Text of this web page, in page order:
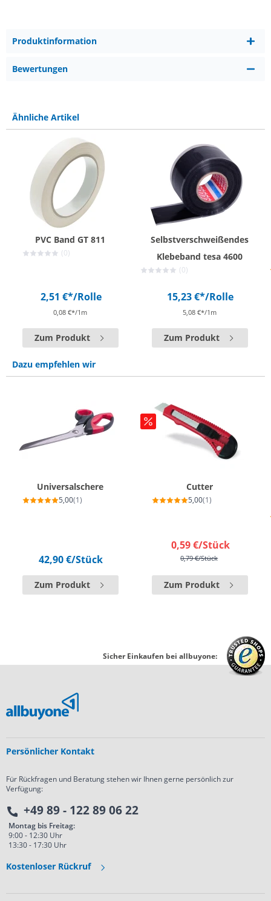
Produktinformation
Bewertungen
Ähnliche Artikel
PVC Band GT 811
(0)
2,51 €*/Rolle
0,08 €*/1m
Zum Produkt
Selbstverschweißendes
Klebeband tesa 4600
(0)
15,23 €*/Rolle
5,08 €*/1m
Zum Produkt
Dazu empfehlen wir
Universalschere
5,00(1)
42,90 €/Stück
Zum Produkt
Cutter
5,00(1)
0,59 €/Stück
0,79 €/Stück
Zum Produkt
Sicher Einkaufen bei allbuyone:
Persönlicher Kontakt
Für Rückfragen und Beratung stehen wir Ihnen gerne persönlich zur
Verfügung:
+49 89 - 122 89 06 22
Montag bis Freitag:
9:00 - 12:30 Uhr
13:30 - 17:30 Uhr
Kostenloser Rückruf